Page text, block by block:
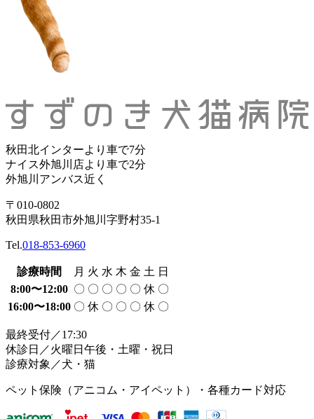
秋田北インターより車で7分
ナイス外旭川店より車で2分
外旭川アンバス近く
〒010-0802
秋田県秋田市外旭川字野村35-1
Tel.018-853-6960
診療時間 月 火 水 木 金 土 日
8:00〜12:00 〇 〇 〇 〇 〇 休 〇
16:00〜18:00 〇 休 〇 〇 〇 休 〇
最終受付／17:30
休診日／火曜日午後・土曜・祝日
診療対象／犬・猫
ペット保険（アニコム・アイペット）・各種カード対応